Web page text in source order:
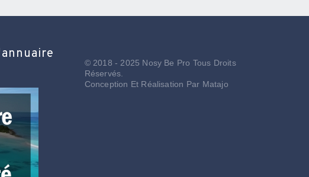
© 2018 - 2025 Nosy Be Pro Tous Droits
Réservés.
Conception Et Réalisation Par Matajo